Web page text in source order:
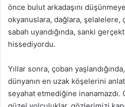
önce bulut arkadaşını
okyanuslara, dağlara,
sabah uyandığında, sanki
hissediyordu.
Yıllar sonra, çoban
dünyanın en uzak köşelerini
seyahat etmediğine inanamazdı.